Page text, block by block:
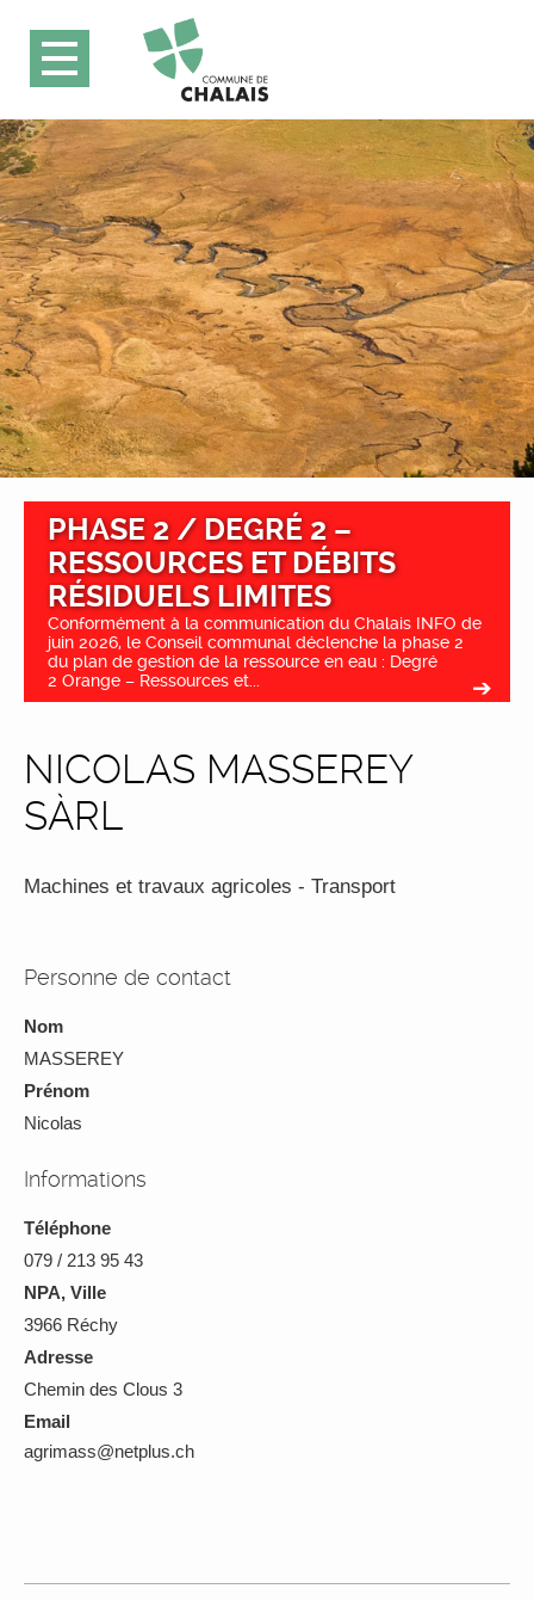
PHASE 2 / DEGRÉ 2 –
RESSOURCES ET DÉBITS
RÉSIDUELS LIMITES
Conformément à la communication du Chalais INFO de
juin 2026, le Conseil communal déclenche la phase 2
du plan de gestion de la ressource en eau : Degré
2 Orange – Ressources et...
NICOLAS MASSEREY
SÀRL
Machines et travaux agricoles - Transport
Personne de contact
Nom
MASSEREY
Prénom
Nicolas
Informations
Téléphone
079 / 213 95 43
NPA, Ville
3966 Réchy
Adresse
Chemin des Clous 3
Email
agrimass@netplus.ch